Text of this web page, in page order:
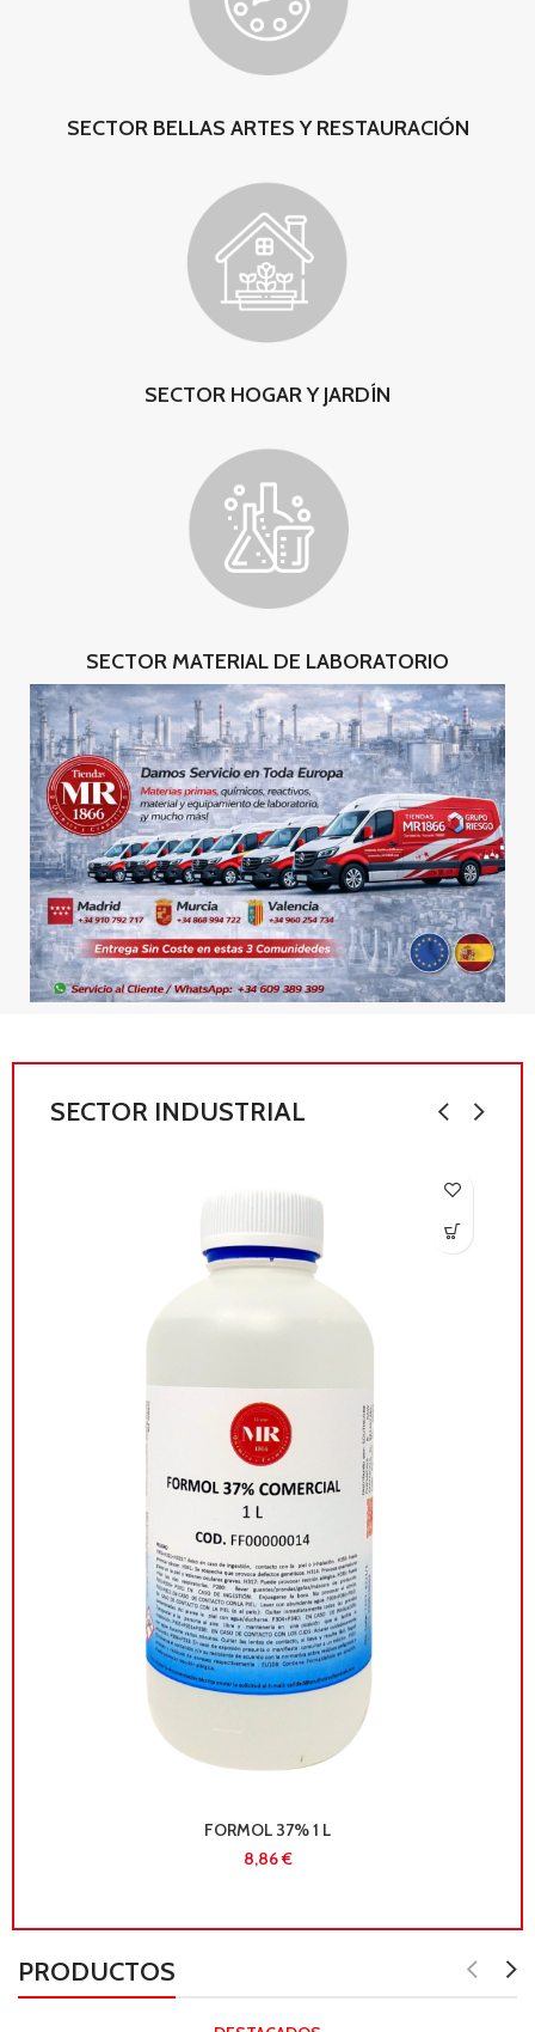
SECTOR BELLAS ARTES Y RESTAURACIÓN
SECTOR HOGAR Y JARDÍN
SECTOR MATERIAL DE LABORATORIO
SECTOR INDUSTRIAL
FORMOL 37% 1 L
€
PRODUCTOS